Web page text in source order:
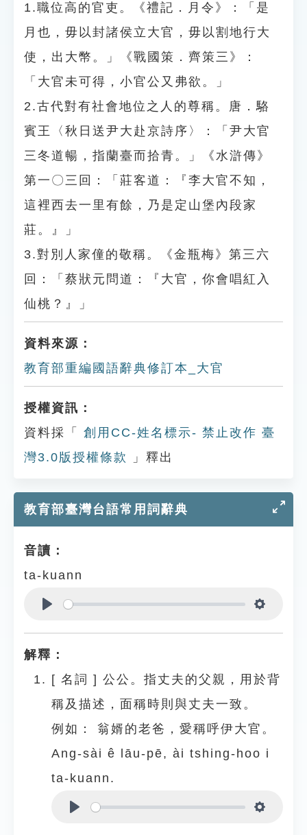
1.職位高的官吏。《禮記．月令》：「是
月也，毋以封諸侯立大官，毋以割地行大
使，出大幣。」《戰國策．齊策三》：
「大官未可得，小官公又弗欲。」
2.古代對有社會地位之人的尊稱。唐．駱
賓王〈秋日送尹大赴京詩序〉：「尹大官
三冬道暢，指蘭臺而拾青。」《水滸傳》
第一〇三回：「莊客道：『李大官不知，
這裡西去一里有餘，乃是定山堡內段家
莊。』」
3.對別人家僮的敬稱。《金瓶梅》第三六
回：「蔡狀元問道：『大官，你會唱紅入
仙桃？』」
資料來源：
教育部重編國語辭典修訂本_大官
授權資訊：
資料採「
創用CC-姓名標示- 禁止改作 臺
灣3.0版授權條款
」釋出
教育部臺灣台語常用詞辭典
音讀：
ta-kuann
解釋：
[ 名詞 ] 公公。指丈夫的父親，用於背
稱及描述，面稱時則與丈夫一致。
例如：
翁婿的老爸，愛稱呼伊大官。
Ang-sài ê lāu-pē, ài tshing-hoo i
ta-kuann.